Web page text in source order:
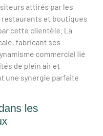
attirés par les
et boutiques
cette clientèle. La
fabricant ses
commercial lié
de plein air et
une synergie parfaite
les